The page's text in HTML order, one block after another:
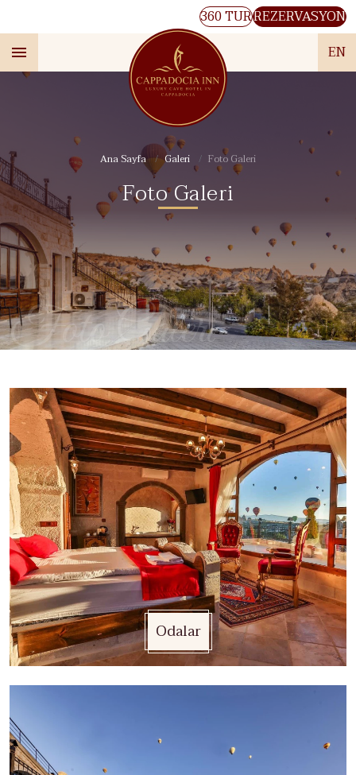
360 TURREZERVASYON
EN
Foto Galeri
Ana Sayfa Galeri Foto Galeri
Foto Galeri
Odalar